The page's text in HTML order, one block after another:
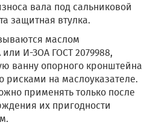
вала под сальниковой
защитная втулка.
маслом
И-ЗОА ГОСТ 2079988,
ванну опорного кронштейна
рисками на маслоуказателе.
применять только после
их пригодности